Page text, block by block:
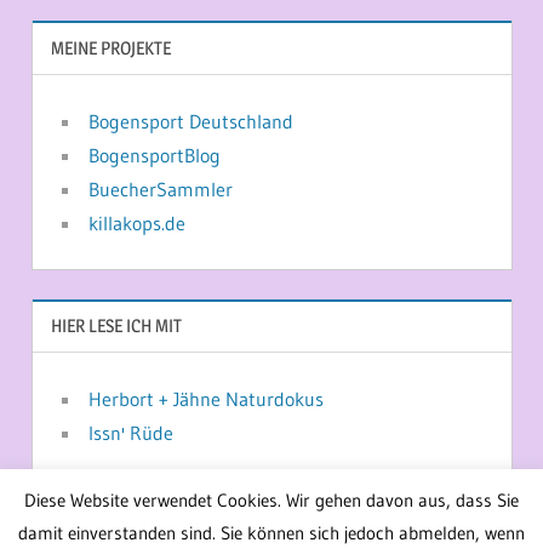
MEINE PROJEKTE
Bogensport Deutschland
BogensportBlog
BuecherSammler
killakops.de
HIER LESE ICH MIT
Herbort + Jähne Naturdokus
Issn' Rüde
Diese Website verwendet Cookies. Wir gehen davon aus, dass Sie
damit einverstanden sind. Sie können sich jedoch abmelden, wenn